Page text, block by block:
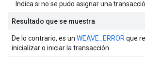
Indica si no se pudo asignar una
Resultado que se muestra
De lo contrario, es un WEAVE_ERROR que
inicializar o iniciar la transacción.